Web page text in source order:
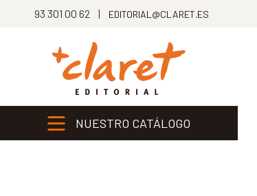
93 301 00 62 | EDITORIAL@CLARET.ES
NUESTRO CATÁLOGO